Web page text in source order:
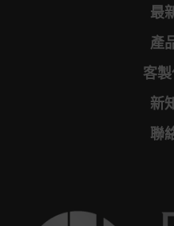
最
產
客
新
聯